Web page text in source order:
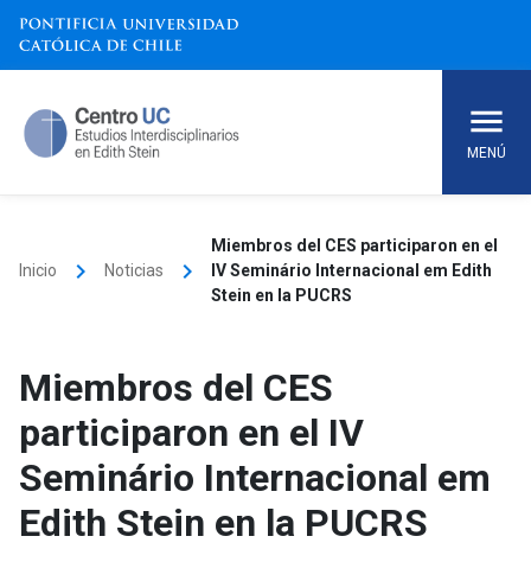
Skip
content
MENÚ
Inicio keyboard_arrow_right Noticias keyboard_arrow_right
Miembros del CES participaron en el
IV Seminário Internacional em Edith
Stein en la PUCRS
Miembros del CES
participaron en el IV
Seminário Internacional em
Edith Stein en la PUCRS